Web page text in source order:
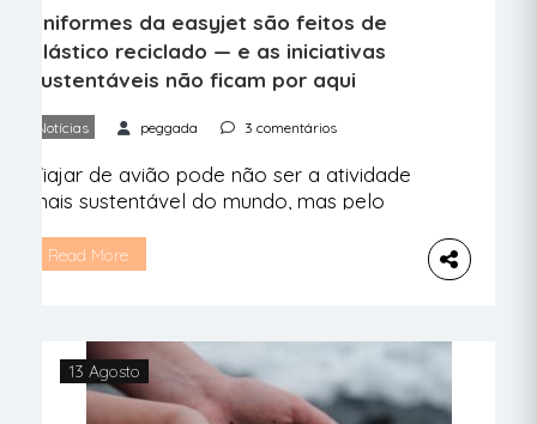
Uniformes da easyjet são feitos de
plástico reciclado — e as iniciativas
sustentáveis não ficam por aqui
Notícias peggada 3 comentários
Viajar de avião pode não ser a atividade
mais sustentável do mundo, mas pelo
dar um passo gigante para reduzir o
de emergência, como colocar as
máscaras de oxigénio e […]
Read More
13 Agosto